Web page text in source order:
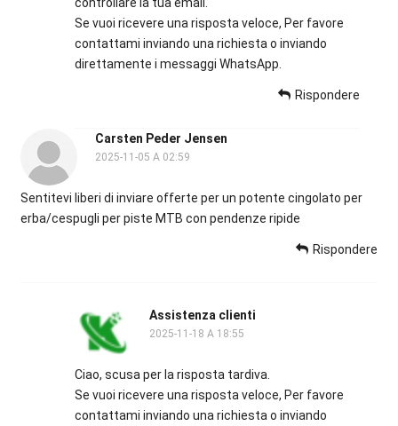
Se vuoi ricevere una risposta veloce, Per favore
contattami inviando una richiesta o inviando
direttamente i messaggi WhatsApp.
Rispondere
Carsten Peder Jensen
2025-11-05 A 02:59
Sentitevi liberi di inviare offerte per un potente cingolato per
erba/cespugli per piste MTB con pendenze ripide
Rispondere
Assistenza clienti
2025-11-18 A 18:55
Ciao, scusa per la risposta tardiva.
Se vuoi ricevere una risposta veloce, Per favore
contattami inviando una richiesta o inviando